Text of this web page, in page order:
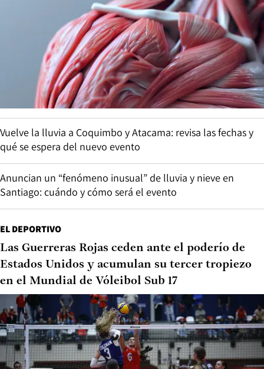
Vuelve la lluvia a Coquimbo y Atacama: revisa las fechas y
qué se espera del nuevo evento
Anuncian un “fenómeno inusual” de lluvia y nieve en
Santiago: cuándo y cómo será el evento
EL DEPORTIVO
Las Guerreras Rojas ceden ante el poderío de
Estados Unidos y acumulan su tercer tropiezo
en el Mundial de Vóleibol Sub 17